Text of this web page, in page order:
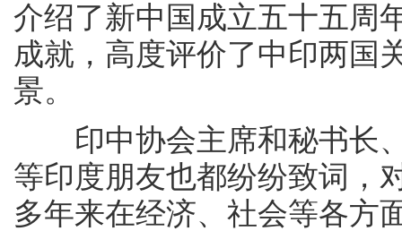
介绍了新中国成立五十五周
成就，高度评价了中印两国
景。
印中协会主席和秘书长、
等印度朋友也都纷纷致词，
多年来在经济、社会等各方